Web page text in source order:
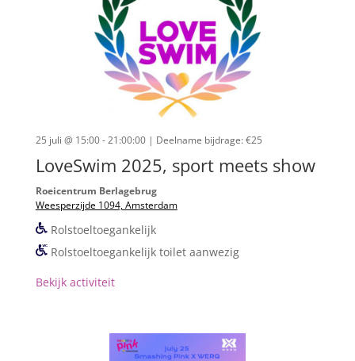
25 juli @ 15:00 - 21:00:00 | Deelname bijdrage: €25
LoveSwim 2025, sport meets show
Roeicentrum Berlagebrug
Weesperzijde 1094, Amsterdam
Rolstoeltoegankelijk
Rolstoeltoegankelijk toilet aanwezig
Bekijk activiteit